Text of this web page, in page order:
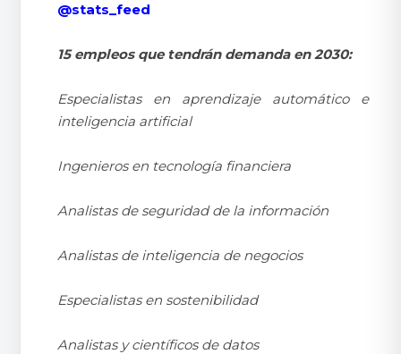
@stats_feed
15 empleos que tendrán demanda en 2030:
Especialistas en aprendizaje automático e
inteligencia artificial
Ingenieros en tecnología financiera
Analistas de seguridad de la información
Analistas de inteligencia de negocios
Especialistas en sostenibilidad
Analistas y científicos de datos